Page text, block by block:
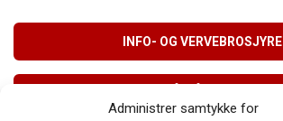
Administrer samtykke for
INFO- OG VERVEBROSJYRE